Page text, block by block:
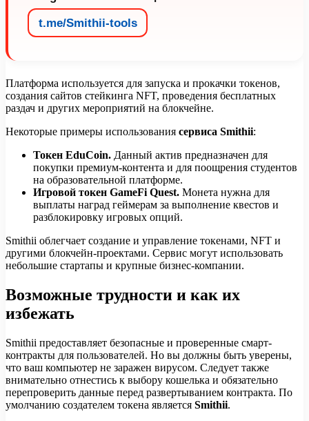
t.me/Smithii-tools
Платформа используется для запуска и прокачки токенов,
создания сайтов стейкинга NFT, проведения бесплатных
раздач и других мероприятий на блокчейне.
Некоторые примеры использования сервиса Smithii:
Токен EduCoin. Данный актив предназначен для
покупки премиум-контента и для поощрения студентов
на образовательной платформе.
Игровой токен GameFi Quest. Монета нужна для
выплаты наград геймерам за выполнение квестов и
разблокировку игровых опций.
Smithii облегчает создание и управление токенами, NFT и
другими блокчейн-проектами. Сервис могут использовать
небольшие стартапы и крупные бизнес-компании.
Возможные трудности и как их
избежать
Smithii предоставляет безопасные и проверенные смарт-
контракты для пользователей. Но вы должны быть уверены,
что ваш компьютер не заражен вирусом. Следует также
внимательно отнестись к выбору кошелька и обязательно
перепроверить данные перед развертыванием контракта. По
умолчанию создателем токена является Smithii.